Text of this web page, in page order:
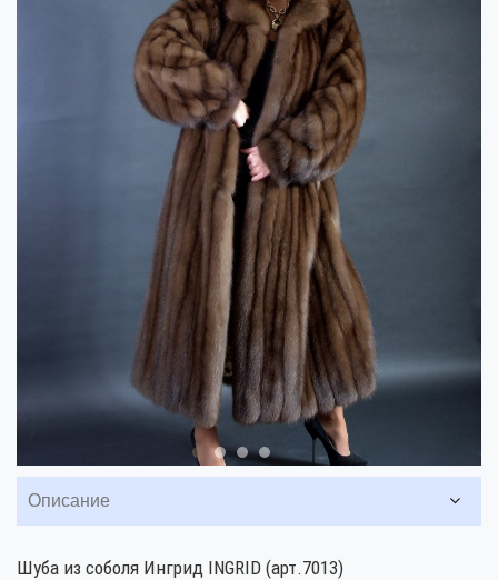
Описание
Шуба из соболя Ингрид INGRID (арт.7013)